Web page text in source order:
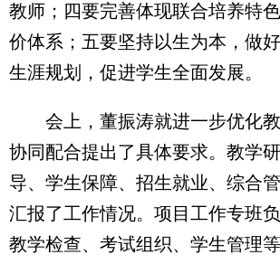
教师；四要完善体现联合培养特
价体系；五要坚持以生为本，做
生涯规划，促进学生全面发展。
会上，董振涛就进一步优化教
协同配合提出了具体要求。教学
导、学生保障、招生就业、综合
汇报了工作情况。项目工作专班
教学检查、考试组织、学生管理